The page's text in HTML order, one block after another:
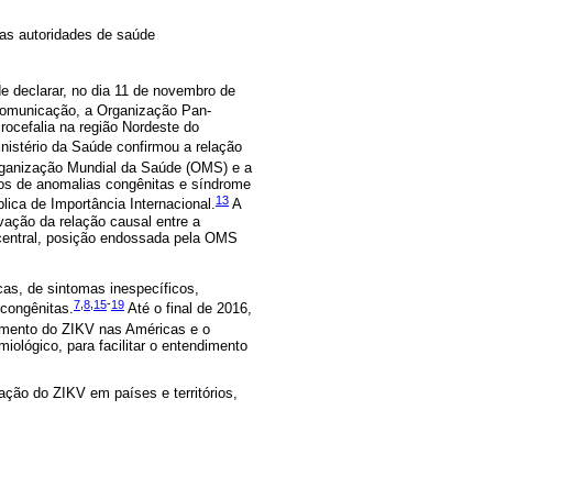
autoridades de saúde
declarar, no dia 11 de novembro de
a Organização Pan-
na região Nordeste do
da Saúde confirmou a relação
Mundial da Saúde (OMS) e a
de anomalias congênitas e síndrome
de Importância Internacional.13 A
da relação causal entre a
posição endossada pela OMS
de sintomas inespecíficos,
7 8 15-19 Até o final de 2016,
do ZIKV nas Américas e o
para facilitar o entendimento
do ZIKV em países e territórios,